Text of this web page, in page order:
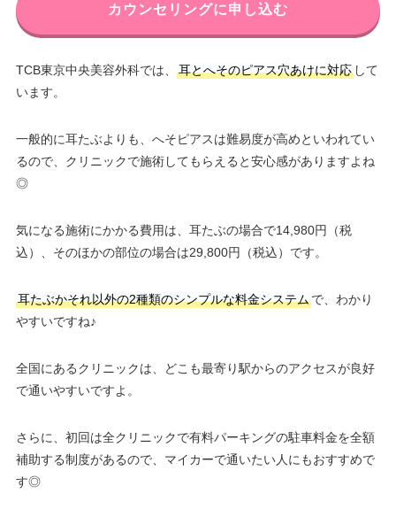
カウンセリングに申し込む
TCB東京中央美容外科では、 耳とへそのピアス穴あけに対応して
います。
一般的に耳たぶよりも、へそピアスは難易度が高めといわれてい
るので、クリニックで施術してもらえると安心感がありますよね
◎
気になる施術にかかる費用は、耳たぶの場合で14,980円（税
込）、そのほかの部位の場合は29,800円（税込）です。
耳たぶかそれ以外の2種類のシンプルな料金システムで、わかり
やすいですね♪
全国にあるクリニックは、どこも最寄り駅からのアクセスが良好
で通いやすいですよ。
さらに、初回は全クリニックで有料パーキングの駐車料金を全額
補助する制度があるので、マイカーで通いたい人にもおすすめで
す◎